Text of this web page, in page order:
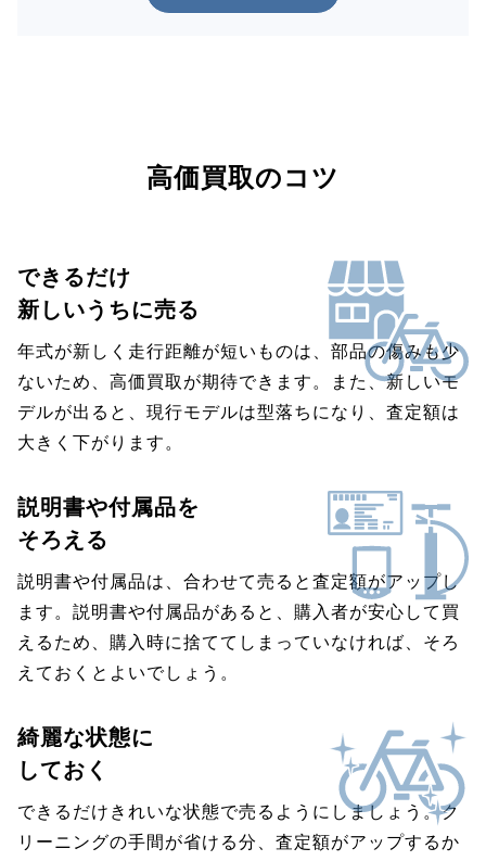
高価買取のコツ
できるだけ
新しいうちに売る
年式が新しく走行距離が短いものは、部品の傷みも少
ないため、高価買取が期待できます。また、新しいモ
デルが出ると、現行モデルは型落ちになり、査定額は
大きく下がります。
説明書や付属品を
そろえる
説明書や付属品は、合わせて売ると査定額がアップし
ます。説明書や付属品があると、購入者が安心して買
えるため、購入時に捨ててしまっていなければ、そろ
えておくとよいでしょう。
綺麗な状態に
しておく
できるだけきれいな状態で売るようにしましょう。ク
リーニングの手間が省ける分、査定額がアップするか